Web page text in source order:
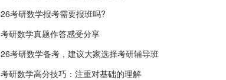
26考研数学报考需要报班吗?
考研数学真题作答感受分享
26考研数学备考，建议大家选择考研辅导班
考研数学高分技巧：注重对基础的理解